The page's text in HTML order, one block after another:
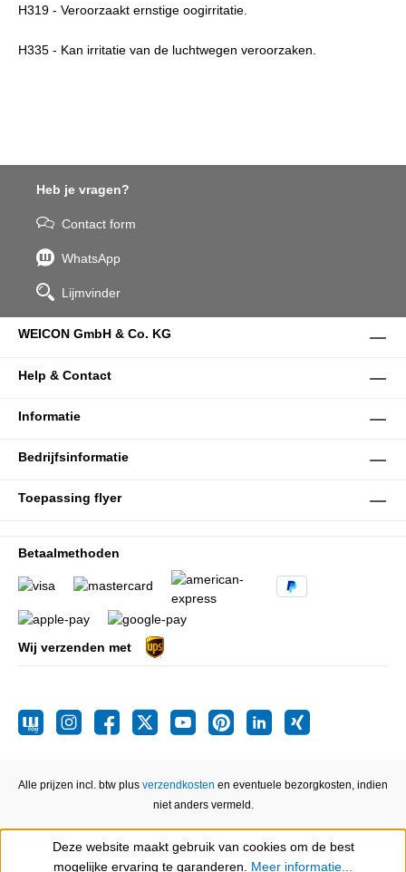
H319 - Veroorzaakt ernstige oogirritatie.
H335 - Kan irritatie van de luchtwegen veroorzaken.
Heb je vragen?
Contact form
WhatsApp
Lijmvinder
WEICON GmbH & Co. KG
Help & Contact
Informatie
Bedrijfsinformatie
Toepassing flyer
Betaalmethoden
Wij verzenden met
Alle prijzen incl. btw plus verzendkosten en eventuele bezorgkosten, indien
niet anders vermeld.
Show toolbar
Deze website maakt gebruik van cookies om de best
mogelijke ervaring te garanderen. Meer informatie...